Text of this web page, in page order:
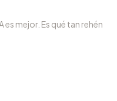
es mejor. Es qué tan rehén